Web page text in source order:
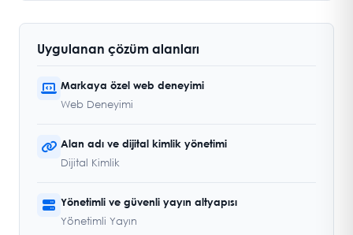
Uygulanan çözüm alanları
Markaya özel web deneyimi
Web Deneyimi
Alan adı ve dijital kimlik yönetimi
Dijital Kimlik
Yönetimli ve güvenli yayın altyapısı
Yönetimli Yayın